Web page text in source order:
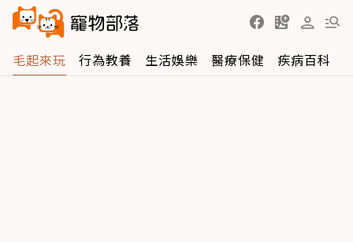
毛起來玩 行為教養 生活娛樂 醫療保健 疾病百科